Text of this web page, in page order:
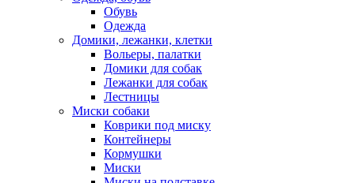
Обувь
Одежда
Домики, лежанки, клетки
Вольеры, палатки
Домики для собак
Лежанки для собак
Лестницы
Миски собаки
Коврики под миску
Контейнеры
Кормушки
Миски